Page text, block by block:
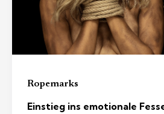
Ropemarks
Einstieg ins emotionale